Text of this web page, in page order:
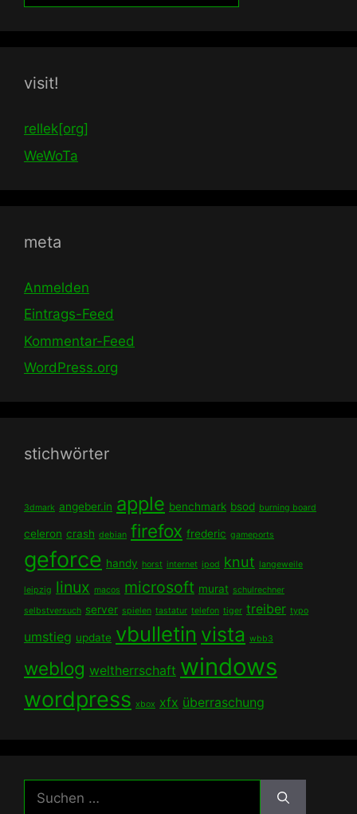
visit!
rellek[org]
WeWoTa
meta
Anmelden
Eintrags-Feed
Kommentar-Feed
WordPress.org
stichwörter
3dmark angeber.in apple benchmark bsod burning board
celeron crash debian firefox frederic gameports
geforce handy horst internet ipod knut langeweile
leipzig linux macos microsoft murat schulrechner
selbstversuch server spielen tastatur telefon tiger treiber typo
umstieg update vbulletin vista wbb3
weblog weltherrschaft windows
wordpress xbox xfx überraschung
Suchen